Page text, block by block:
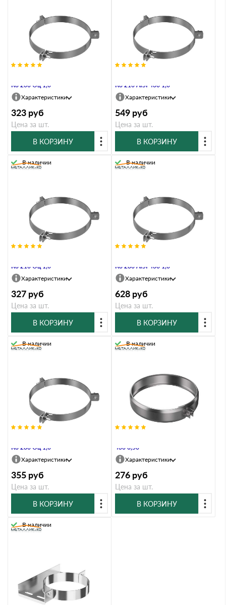
Ко 200 Оц 1,0
Характеристики
323 руб
Цена за шт.
В КОРЗИНУ
Ко 210 AISI 430 1,0
Характеристики
549 руб
Цена за шт.
В КОРЗИНУ
Ко 210 Оц 1,0
В наличии
Характеристики
327 руб
Цена за шт.
В КОРЗИНУ
Ко 280 AISI 430 1,0
В наличии
Характеристики
628 руб
Цена за шт.
В КОРЗИНУ
Ко 280 Оц 1,0
В наличии
Характеристики
355 руб
Цена за шт.
В КОРЗИНУ
430 0,50
В наличии
Характеристики
276 руб
Цена за шт.
В КОРЗИНУ
В наличии